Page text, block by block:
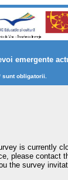
emergente
obligatorii.
is currently
please contact
the survey